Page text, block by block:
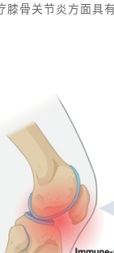
膝骨关节炎方面具